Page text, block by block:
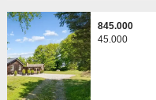
845.000
45.000